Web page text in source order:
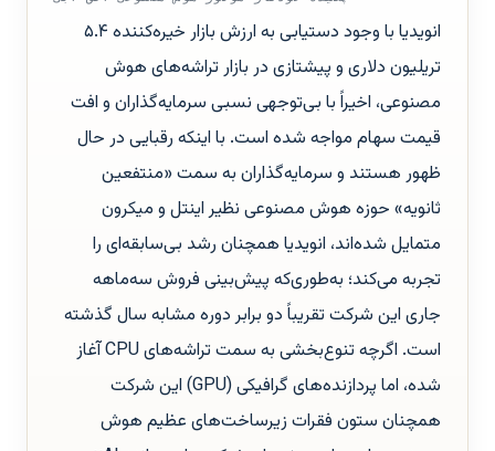
انویدیا با وجود دستیابی به ارزش بازار خیره‌کننده ۵.۴
تریلیون دلاری و پیشتازی در بازار تراشه‌های هوش
مصنوعی، اخیراً با بی‌توجهی نسبی سرمایه‌گذاران و افت
قیمت سهام مواجه شده است. با اینکه رقبایی در حال
ظهور هستند و سرمایه‌گذاران به سمت «منتفعین
ثانویه» حوزه هوش مصنوعی نظیر اینتل و میکرون
متمایل شده‌اند، انویدیا همچنان رشد بی‌سابقه‌ای را
تجربه می‌کند؛ به‌طوری‌که پیش‌بینی فروش سه‌ماهه
جاری این شرکت تقریباً دو برابر دوره مشابه سال گذشته
است. اگرچه تنوع‌بخشی به سمت تراشه‌های CPU آغاز
شده، اما پردازنده‌های گرافیکی (GPU) این شرکت
همچنان ستون فقرات زیرساخت‌های عظیم هوش